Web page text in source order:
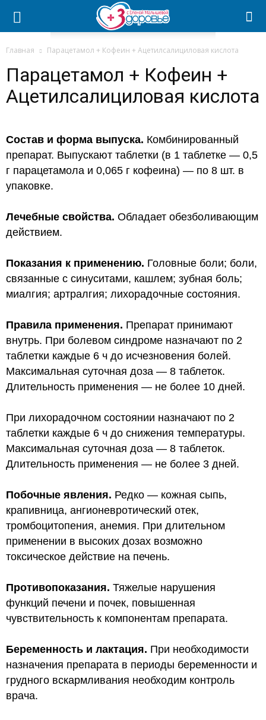
Главная Парацетамол + Кофеин + Ацетилсалициловая кислота
Парацетамол + Кофеин +
Ацетилсалициловая кислота
Состав и форма выпуска. Комбинированный
препарат. Выпускают таблетки (в 1 таблетке — 0,5
г парацетамола и 0,065 г кофеина) — по 8 шт. в
упаковке.
Лечебные свойства. Обладает обезболивающим
действием.
Показания к применению. Головные боли; боли,
связанные с синуситами, кашлем; зубная боль;
миалгия; артралгия; лихорадочные состояния.
Правила применения. Препарат принимают
внутрь. При болевом синдроме назначают по 2
таблетки каждые 6 ч до исчезновения болей.
Максимальная суточная доза — 8 таблеток.
Длительность применения — не более 10 дней.
При лихорадочном состоянии назначают по 2
таблетки каждые 6 ч до снижения температуры.
Максимальная суточная доза — 8 таблеток.
Длительность применения — не более 3 дней.
Побочные явления. Редко — кожная сыпь,
крапивница, ангионевротический отек,
тромбоцитопения, анемия. При длительном
применении в высоких дозах возможно
токсическое действие на печень.
Противопоказания. Тяжелые нарушения
функций печени и почек, повышенная
чувствительность к компонентам препарата.
Беременность и лактация. При необходимости
назначения препарата в периоды беременности и
грудного вскармливания необходим контроль
врача.